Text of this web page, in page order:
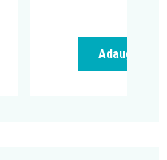
Adauga in